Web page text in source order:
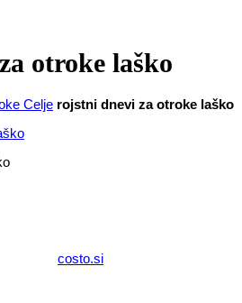
otroke laško
Celje rojstni dnevi za otroke laško
costo.si